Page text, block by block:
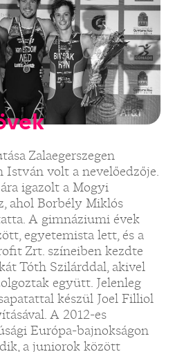
Zalaegerszegen
István volt a nevelőedzője.
igazolt a Mogyi
ahol Borbély Miklós
A gimnáziumi évek
egyetemista lett, és a
Zrt. színeiben kezdte
Tóth Szilárddal, akivel
együtt. Jelenleg
készül Joel Filliol
A 2012-es
Európa-bajnokságon
a juniorok között